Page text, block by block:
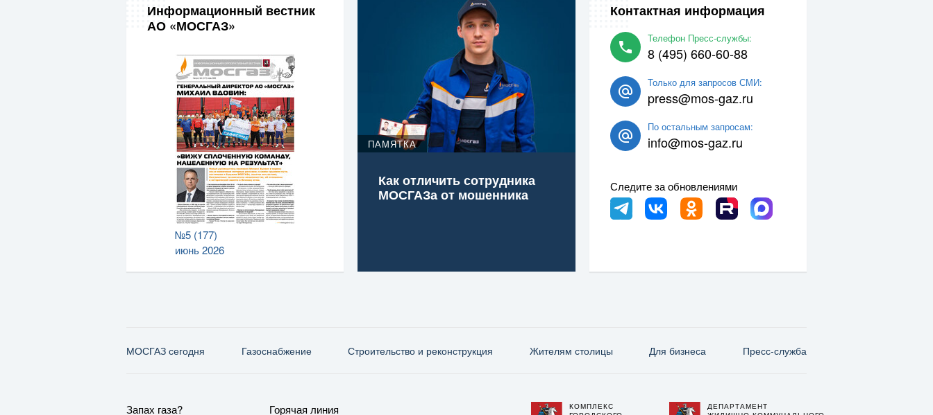
Информационный вестник
АО «МОСГАЗ»
№5 (177)
июнь 2026
ПАМЯТКА
Как отличить сотрудника
МОСГАЗа от мошенника
Контактная информация
Телефон Пресс-службы:
8 (495) 660-60-88
Только для запросов СМИ:
press@mos-gaz.ru
По остальным запросам:
info@mos-gaz.ru
Следите за обновлениями
МОСГАЗ сегодня Газо­снабжение Строительство и реконструкция Жителям столицы Для бизнеса Пресс-служба
Запах газа? Горячая линия
КОМПЛЕКС
ДЕПАРТАМЕНТ